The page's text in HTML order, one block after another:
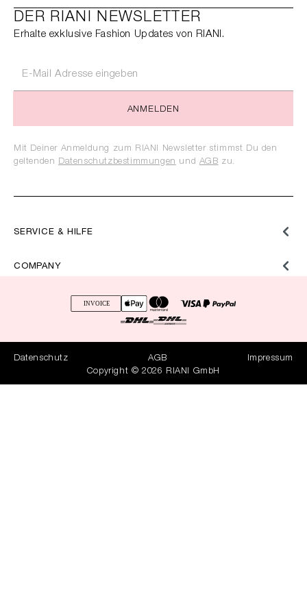
SERVICE & HILFE
COMPANY
DER RIANI NEWSLETTER
Erhalte exklusive Fashion Updates von RIANI.
ANMELDEN
Mit Deiner Anmeldung zum RIANI Newsletter stimmst Du den
geltenden Datenschutzbestimmungen und AGB zu.
Datenschutz AGB
Impressum
Copyright © 2026 RIANI GmbH